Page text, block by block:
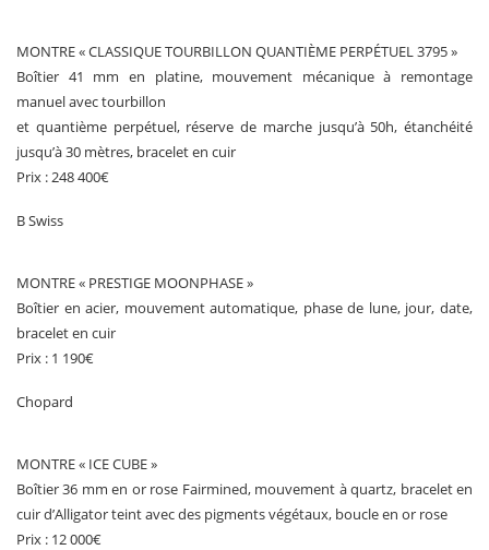
MONTRE « CLASSIQUE TOURBILLON QUANTIÈME PERPÉTUEL 3795 »
Boîtier 41 mm en platine, mouvement mécanique à remontage
manuel avec tourbillon
et quantième perpétuel, réserve de marche jusqu’à 50h, étanchéité
jusqu’à 30 mètres, bracelet en cuir
Prix : 248 400€
B Swiss
MONTRE « PRESTIGE MOONPHASE »
Boîtier en acier, mouvement automatique, phase de lune, jour, date,
bracelet en cuir
Prix : 1 190€
Chopard
MONTRE « ICE CUBE »
Boîtier 36 mm en or rose Fairmined, mouvement à quartz, bracelet en
cuir d’Alligator teint avec des pigments végétaux, boucle en or rose
Prix : 12 000€